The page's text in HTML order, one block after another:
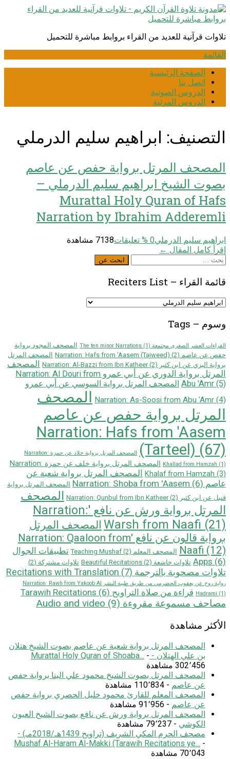
انتقل
إلى
تلاوات قرآنية للعديد من القراء بروابط مباشرة للتحميل
القائمة
الصفحة الرئيسية
اتصل بنا
الدروس الصوتية
الدروس المرئية
التصنيف: ابراهيم سليم الدرملي
المصحف المرتل برواية حفص عن عاصم
بصوت الشيخ ابراهيم سليم الدرملي –
Murattal Holy Quran of Hafs
Narration by Ibrahim Adderemli
ابراهيم سليم الدرملي0 % تعليقات7138 مشاهدة
إقرأ كامل المقال ←
ابحث
عن
ابحث عن
قائمة القراء – Reciters List
قائمة
Reciters
List
وسوم – Tags
القراءات العشر الصغرى مجتمعة The ten minor Narrations (1)
المصحف المجود برواية
حفص عن عاصم Narration: Hafs from 'Aasem (Tajweed) (2)
المصحف المرتل
برواية البزي عن ابن كثير Narration: Al-Bazzi from Ibn Katheer (2)
المصحف
المرتل برواية الدوري عن أبي عمرو Narration: Al Douri from
Abu 'Amr (5)
المصحف المرتل برواية السوسي عن أبي عمرو
Narration: As-Soosi from Abu 'Amr (4)
المصحف
المرتل برواية حفص عن عاصم
Narration: Hafs from 'Aasem
(Tarteel) (67)
المصحف المرتل برواية خلاد عن حمزة Narration:
Khallad from Hamzah (1)
المصحف المرتل برواية خلف عن حمزة Narration:
Khalaf from Hamzah (3)
المصحف المرتل برواية شعبة عن
عاصم Narration: Shoba from 'Aasem (6)
المصحف المرتل برواية
قنبل عن ابن كثير Narration: Qunbul from Ibn Katheer (2)
المصحف
المرتل برواية ورش عن نافع 'Narration:
Warsh from Naafi (21)
المصحف المرتل
بروایة قالون عن نافع 'Narration: Qaaloon from
Naafi (12) المصحف المعلم Teaching Mushaf (2)
تطبيقات الجوال
Apps (6) تلاوات خاشعة Beautiful Recitations (2) تلاوات مشتركة (2)
تلاوات مصحوبة بالترجمة Recitations with Translation (7)
رواية روح عن يعقوب الحضرمي من طريق طيبة النشر Narration: Rawh from Yakoob Al
Hadrami (1) قراءة من صلاة التراويح Tarawih Recitations (6)
مصاحف مسموعة مقروءة Audio and video (9)
الأكثر مشاهدة
المصحف المرتل برواية شعبة عن عاصم بصوت الشيخ هتلان
بن علي الهتلان - Murattal Holy Quran of Shoaba... -
302٬456 مشاهدة
المصحف المرتل بصوت الشيخ محمود علي البنا برواية حفص
عن عاصم - 110٬834 مشاهدة
المصحف المعلم للقارئ محمود خليل الحصري برواية حفص
عن عاصم - 91٬956 مشاهدة
المصحف المرتل برواية ورش عن نافع بصوت الشيخ العيون
الكوشي - 79٬237 مشاهدة
مصحف الحرم المكي الشريف (تراويح 1439هـ/2018مـ) -
Mushaf Al-Haram Al-Makki (Tarawih Recitations ye... -
70٬043 مشاهدة